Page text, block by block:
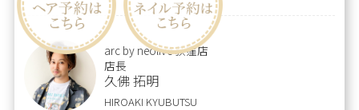
arc by neolive 荻窪店
店長
久佛 拓明
HIROAKI KYUBUTSU